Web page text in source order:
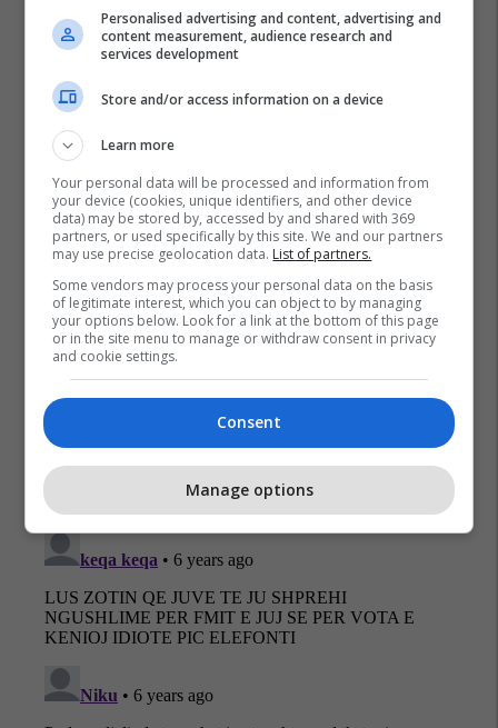
Valdete Idrizi
Komisioni Për Të Drejtat E Njeriut Dhe Barazi Gjinore
Personalised advertising and content, advertising and
content measurement, audience research and
services development
Store and/or access information on a device
Learn more
Your personal data will be processed and information from
your device (cookies, unique identifiers, and other device
data) may be stored by, accessed by and shared with 369
partners, or used specifically by this site. We and our partners
may use precise geolocation data. List of partners.
Some vendors may process your personal data on the basis
of legitimate interest, which you can object to by managing
your options below. Look for a link at the bottom of this page
or in the site menu to manage or withdraw consent in privacy
and cookie settings.
Consent
Manage options